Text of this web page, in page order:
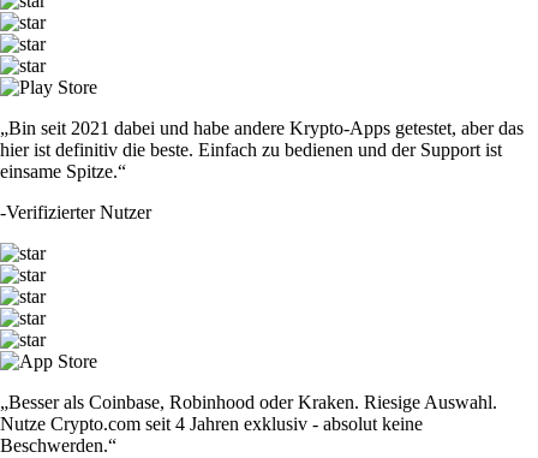
„Bin seit 2021 dabei und habe andere Krypto-Apps getestet, aber das
hier ist definitiv die beste. Einfach zu bedienen und der Support ist
einsame Spitze.“
-Verifizierter Nutzer
„Besser als Coinbase, Robinhood oder Kraken. Riesige Auswahl.
Nutze Crypto.com seit 4 Jahren exklusiv - absolut keine
Beschwerden.“